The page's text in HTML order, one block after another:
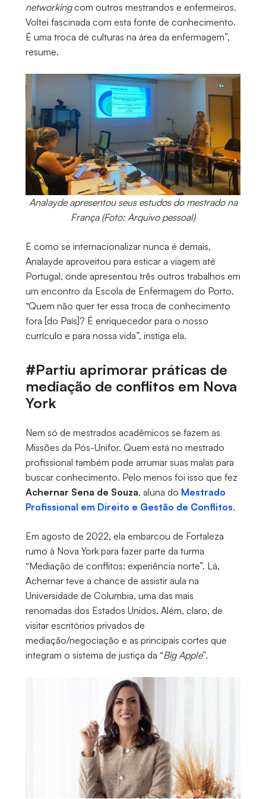
networkingcom outros mestrandos e enfermeiros.
Voltei fascinada com esta fonte de conhecimento.
É uma troca de culturas na área da enfermagem”,
resume.
Analayde apresentou seus estudos do mestrado na
França (Foto: Arquivo pessoal)
E como se internacionalizar nunca é demais,
Analayde aproveitou para esticar a viagem até
Portugal, onde apresentou três outros trabalhos em
um encontro da Escola de Enfermagem do Porto.
“Quem não quer ter essa troca de conhecimento
fora [do País]? É enriquecedor para o nosso
currículo e para nossa vida”, instiga ela.
#Partiu aprimorar práticas de
mediação de conflitos em Nova
York
Nem só de mestrados acadêmicos se fazem as
Missões da Pós-Unifor. Quem está no mestrado
profissional também pode arrumar suas malas para
buscar conhecimento. Pelo menos foi isso que fez
Achernar Sena de Souza, aluna do Mestrado
Profissional em Direito e Gestão de Conflitos.
Em agosto de 2022, ela embarcou de Fortaleza
rumo à Nova York para fazer parte da turma
“Mediação de conflitos: experiência norte”. Lá,
Achernar teve a chance de assistir aula na
Universidade de Columbia, uma das mais
renomadas dos Estados Unidos. Além, claro, de
visitar escritórios privados de
mediação/negociação e as principais cortes que
integram o sistema de justiça da “Big Apple”.